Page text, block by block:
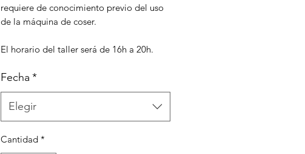
requiere de conocimiento previo del uso
de la máquina de coser.
El horario del taller será de 16h a 20h.
Fecha *
Elegir
Cantidad *